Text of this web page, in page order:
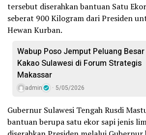
tersebut diserahkan bantuan Satu
seberat 900 Kilogram dari Presiden
Hewan Kurban.
Wabup Poso Jemput Peluang Besar
Kakao Sulawesi di Forum Strategis
Makassar
admin 5/05/2026
Gubernur Sulawesi Tengah Rusdi
bantuan berupa satu ekor sapi jenis